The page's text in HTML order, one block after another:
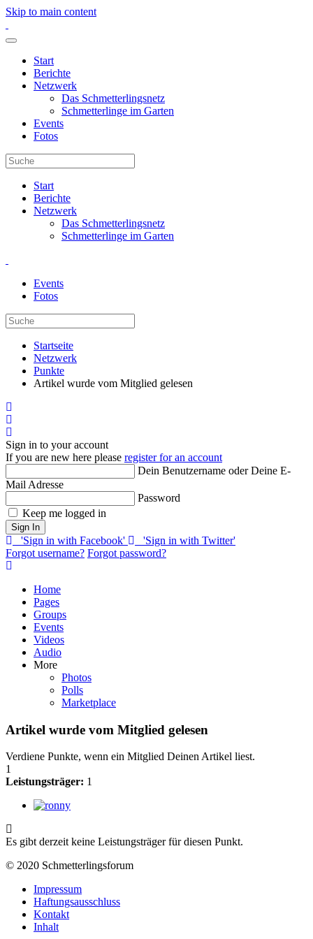
Skip to main content
Start
Berichte
Netzwerk
Das Schmetterlingsnetz
Schmetterlinge im Garten
Events
Fotos
Start
Berichte
Netzwerk
Das Schmetterlingsnetz
Schmetterlinge im Garten
Events
Fotos
Startseite
Netzwerk
Punkte
Artikel wurde vom Mitglied gelesen
Sign in to your account
If you are new here please register for an account
Dein Benutzername oder Deine E-
Mail Adresse
Password
Keep me logged in
Sign In
'Sign in with Facebook'
'Sign in with Twitter'
Forgot username? Forgot password?
Home
Pages
Groups
Events
Videos
Audio
More
Photos
Polls
Marketplace
Artikel wurde vom Mitglied gelesen
Verdiene Punkte, wenn ein Mitglied Deinen Artikel liest.
1
Leistungsträger: 1
Es gibt derzeit keine Leistungsträger für diesen Punkt.
© 2020 Schmetterlingsforum
Impressum
Haftungsausschluss
Kontakt
Inhalt